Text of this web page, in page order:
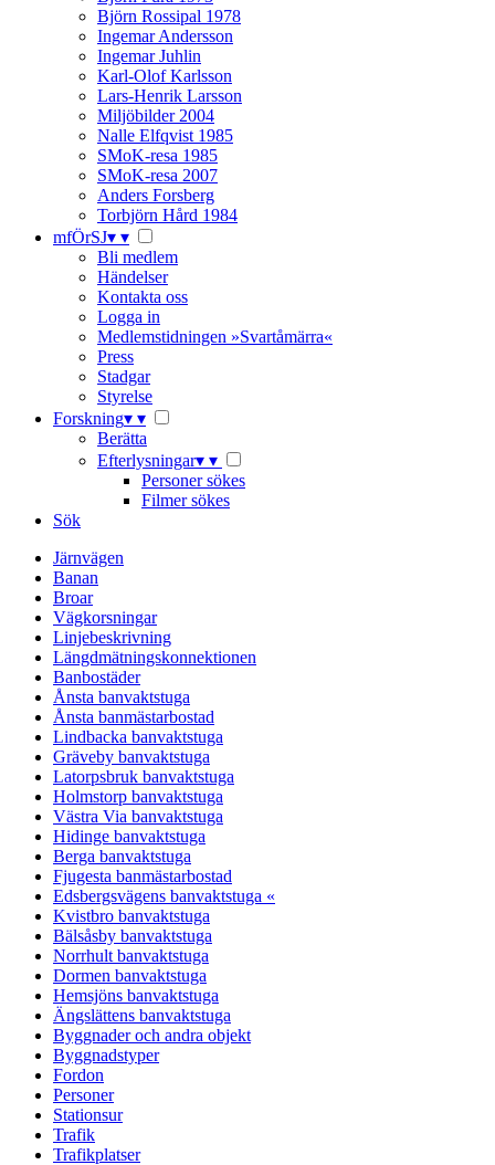
Björn Rossipal 1978
Ingemar Andersson
Ingemar Juhlin
Karl-Olof Karlsson
Lars-Henrik Larsson
Miljöbilder 2004
Nalle Elfqvist 1985
SMoK-resa 1985
SMoK-resa 2007
Anders Forsberg
Torbjörn Hård 1984
mfÖrSJ▾ ▾
Bli medlem
Händelser
Kontakta oss
Logga in
Medlemstidningen »Svartåmärra«
Press
Stadgar
Styrelse
Forskning▾ ▾
Berätta
Efterlysningar▾ ▾
Personer sökes
Filmer sökes
Sök
Järnvägen
Banan
Broar
Vägkorsningar
Linjebeskrivning
Längdmätningskonnektionen
Banbostäder
Ånsta banvaktstuga
Ånsta banmästarbostad
Lindbacka banvaktstuga
Gräveby banvaktstuga
Latorpsbruk banvaktstuga
Holmstorp banvaktstuga
Västra Via banvaktstuga
Hidinge banvaktstuga
Berga banvaktstuga
Fjugesta banmästarbostad
Edsbergsvägens banvaktstuga «
Kvistbro banvaktstuga
Bälsåsby banvaktstuga
Norrhult banvaktstuga
Dormen banvaktstuga
Hemsjöns banvaktstuga
Ängslättens banvaktstuga
Byggnader och andra objekt
Byggnadstyper
Fordon
Personer
Stationsur
Trafik
Trafikplatser